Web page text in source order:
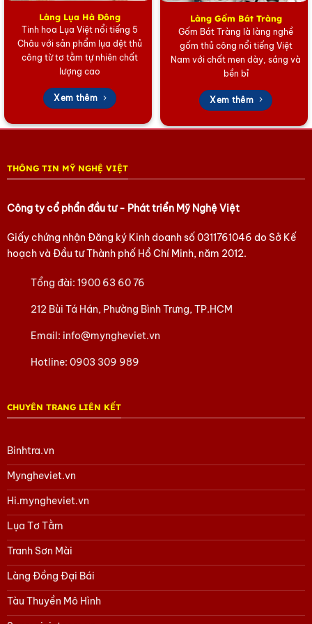
Khăn choàng cổ lụa Thêu Sen
Cửa hàng khăn lụa vuông tơ tằm tại TP. Hồ Chí Minh
NGHỆ VIỆT
Làng Lụa Hà Đông
Tinh hoa Lụa Việt nổi tiếng 5
Châu với sản phẩm lụa dệt thủ
công từ tơ tằm tự nhiên chất
lượng cao
Xem thêm
Làng Gốm Bát Tràng
Gốm Bát Tràng là làng nghề
gốm thủ công nổi tiếng Việt
Nam với chất men dày, sáng và
bền bỉ
Xem thêm
THÔNG TIN MỸ NGHỆ VIỆT
Công ty cổ phẩn đầu tư - Phát triển Mỹ Nghệ Việt
Giấy chứng nhận Đăng ký Kinh doanh số0311761046 do Sở Kế
hoạch và Đầu tư Thành phố Hồ Chí Minh, năm 2012.
Tổng đài:1900 63 60 76
212 Bùi Tá Hán, Phường Bình Trưng, TP.HCM
Email: info@myngheviet.vn
Hotline:0903 309 989
CHUYÊN TRANG LIÊN KẾT
Binhtra.vn
Myngheviet.vn
Hi.myngheviet.vn
Lụa Tơ Tằm
Tranh Sơn Mài
Làng Đồng Đại Bái
Tàu Thuyền Mô Hình